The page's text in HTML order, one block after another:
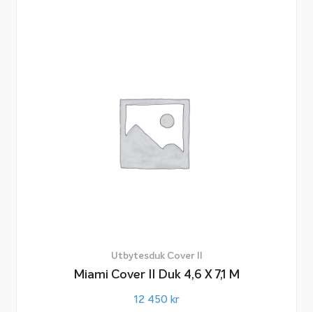
Utbytesduk Cover II
Miami Cover II Duk 4,6 X 7,1 M
12 450 kr